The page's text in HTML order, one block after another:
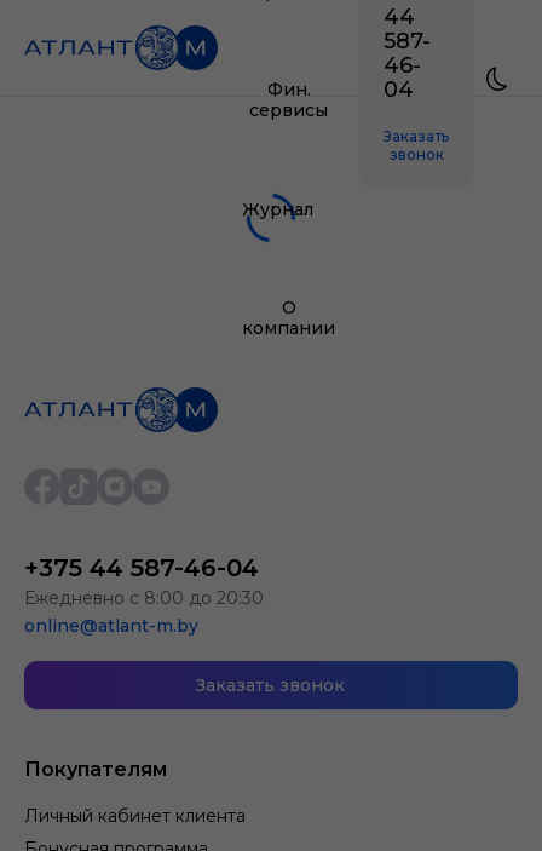
Фин.
сервисы
Журнал
О
компании
44
587-
46-
04
Заказать
звонок
Покупателям
Личный кабинет клиента
+375 44 587-46-04
Ежедневно с 8:00 до 20:30
online@atlant-m.by
Заказать звонок